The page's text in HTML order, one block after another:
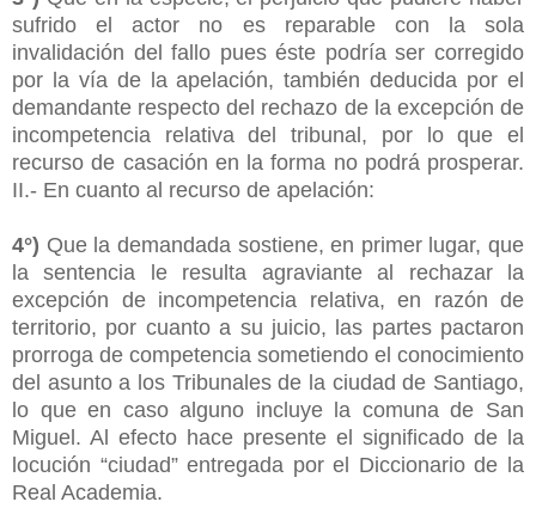
sufrido el actor no es reparable con la sola
invalidación del fallo pues éste podría ser corregido
por la vía de la apelación, también deducida por el
demandante respecto del rechazo de la excepción de
incompetencia relativa del tribunal, por lo que el
recurso de casación en la forma no podrá prosperar.
II.- En cuanto al recurso de apelación:
4°) Que la demandada sostiene, en primer lugar, que
la sentencia le resulta agraviante al rechazar la
excepción de incompetencia relativa, en razón de
territorio, por cuanto a su juicio, las partes pactaron
prorroga de competencia sometiendo el conocimiento
del asunto a los Tribunales de la ciudad de Santiago,
lo que en caso alguno incluye la comuna de San
Miguel. Al efecto hace presente el significado de la
locución “ciudad” entregada por el Diccionario de la
Real Academia.